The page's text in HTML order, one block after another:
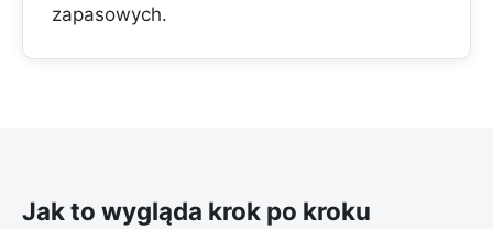
zapasowych.
Jak to wygląda krok po kroku